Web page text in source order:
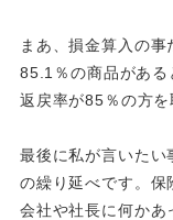
まあ、損金算入の
85.1％の商品がある
返戻率が85％の方を
最後に私が言いたい
の繰り延べです。保
会社や社長に何かあ